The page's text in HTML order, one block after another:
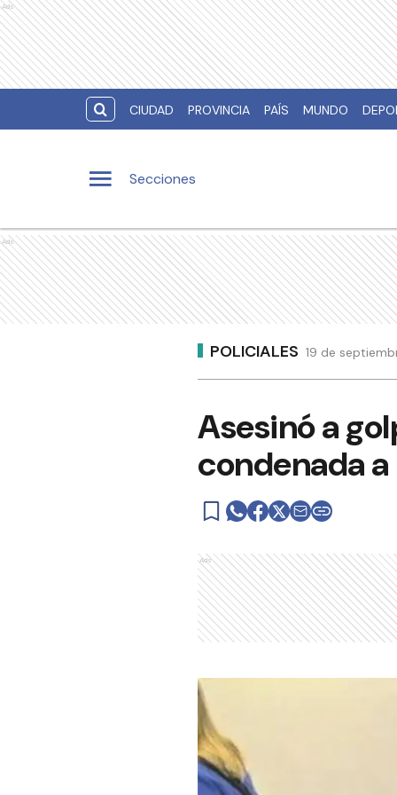
Ads
CIUDAD PROVINCIA PAÍS MUNDO
Secciones
Ads
POLICIALES 19 de
Asesinó a
condenada
Ads